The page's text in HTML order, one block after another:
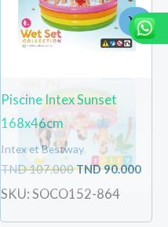
Piscine Intex Sunset
168x46cm
Intex et Bestway
TND107.000
107.000.
TND90.000
SKU: SOCO152-864